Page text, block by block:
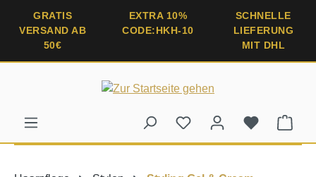
springen
GRATIS
VERSAND AB
50€
EXTRA 10%
CODE:HKH-10
SCHNELLE
LIEFERUNG
MIT DHL